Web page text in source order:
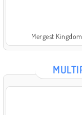
Mergest Kingdom